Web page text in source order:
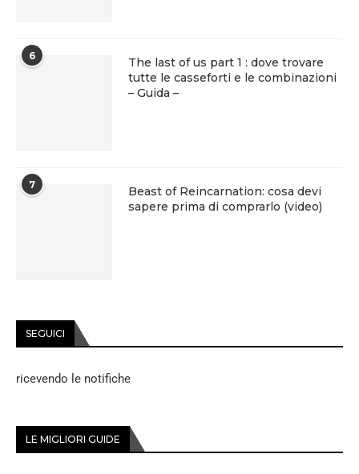
6
The last of us part 1 : dove trovare
tutte le casseforti e le combinazioni
– Guida –
7
Beast of Reincarnation: cosa devi
sapere prima di comprarlo (video)
SEGUICI
ricevendo le notifiche
LE MIGLIORI GUIDE